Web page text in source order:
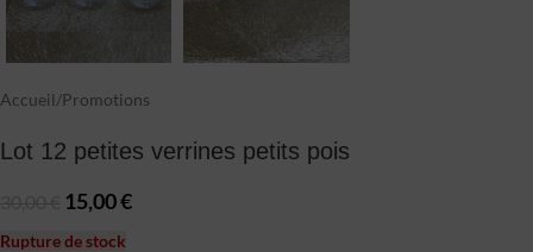
Accueil/Promotions
Lot 12 petites verrines petits pois
15,00€
Rupture de stock